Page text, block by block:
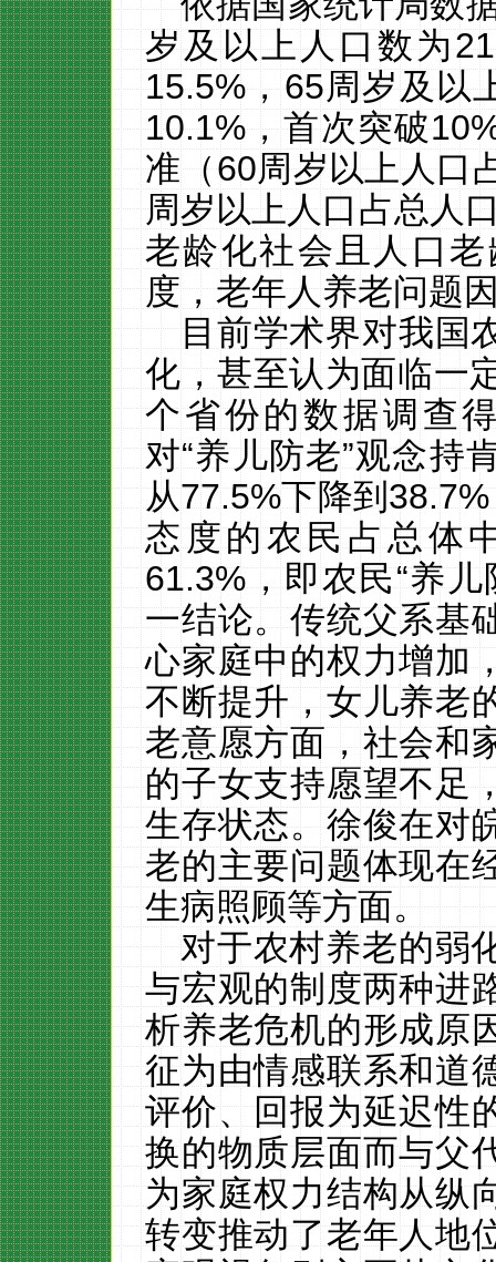
岁及以上人口数为
15.5%，65周岁及以
10.1%，首次突破
准（60周岁以上人口
周岁以上人口占总人
老龄化社会且人口
度，老年人养老问题
目前学术界对我国
化，甚至认为面临一
个省份的数据调查
对“养儿防老”观念持
从77.5%下降到38.7%
态度的农民占总体
61.3%，即农民“养
一结论。传统父系基
心家庭中的权力增加
不断提升，女儿养老
老意愿方面，社会和
的子女支持愿望不足
生存状态。徐俊在对
老的主要问题体现在
生病照顾等方面。
对于农村养老的弱
与宏观的制度两种进
析养老危机的形成原
征为由情感联系和道
评价、回报为延迟性
换的物质层面而与父
为家庭权力结构从纵
转变推动了老年人地